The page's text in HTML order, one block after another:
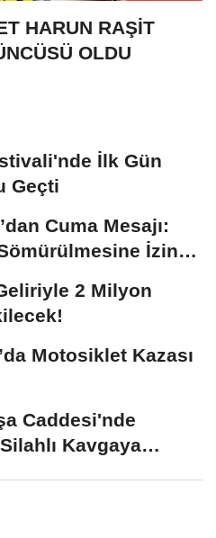
HARUN RAŞİT
OLDU
İlk Gün
Geçti
Cuma Mesajı:
İzin
2 Milyon
Motosiklet Kazası
Caddesi'nde
Kavgaya